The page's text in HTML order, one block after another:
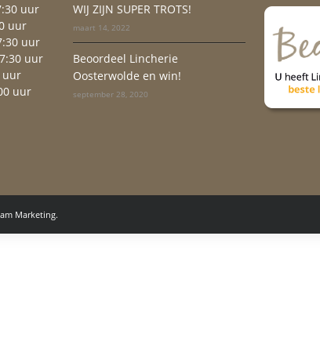
uur
uur
uur
uur
uur
uur
WIJ ZIJN SUPER TROTS!
maart 14, 2022
Beoordeel Lincherie
Oosterwolde en win!
september 28, 2020
Marketing.